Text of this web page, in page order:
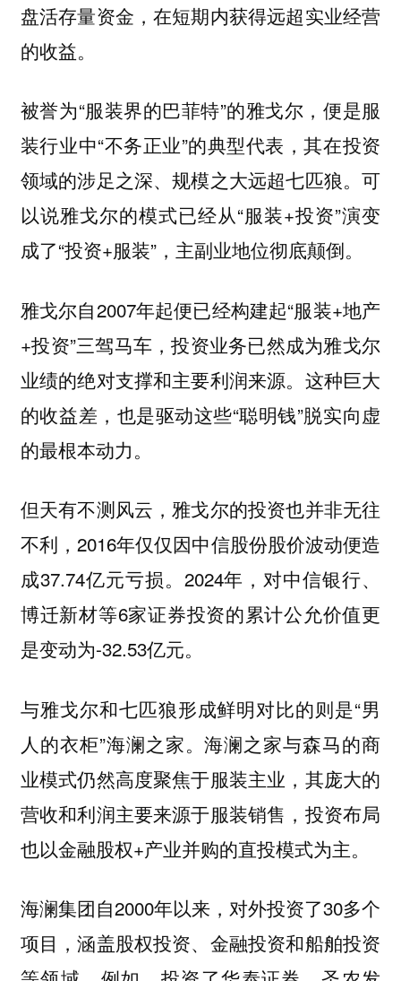
盘活存量资金，在短期内获得远超实业经营
的收益。
被誉为“服装界的巴菲特”的雅戈尔，便是服
装行业中“不务正业”的典型代表，其在投资
领域的涉足之深、规模之大远超七匹狼。可
以说雅戈尔的模式已经从“服装+投资”演变
成了“投资+服装”，主副业地位彻底颠倒。
雅戈尔自2007年起便已经构建起“服装+地产
+投资”三驾马车，投资业务已然成为雅戈尔
业绩的绝对支撑和主要利润来源。这种巨大
的收益差，也是驱动这些“聪明钱”脱实向虚
的最根本动力。
但天有不测风云，雅戈尔的投资也并非无往
不利，2016年仅仅因中信股份股价波动便造
成37.74亿元亏损。2024年，对中信银行、
博迁新材等6家证券投资的累计公允价值更
是变动为-32.53亿元。
与雅戈尔和七匹狼形成鲜明对比的则是“男
人的衣柜”海澜之家。海澜之家与森马的商
业模式仍然高度聚焦于服装主业，其庞大的
营收和利润主要来源于服装销售，投资布局
也以金融股权+产业并购的直投模式为主。
海澜集团自2000年以来，对外投资了30多个
项目，涵盖股权投资、金融投资和船舶投资